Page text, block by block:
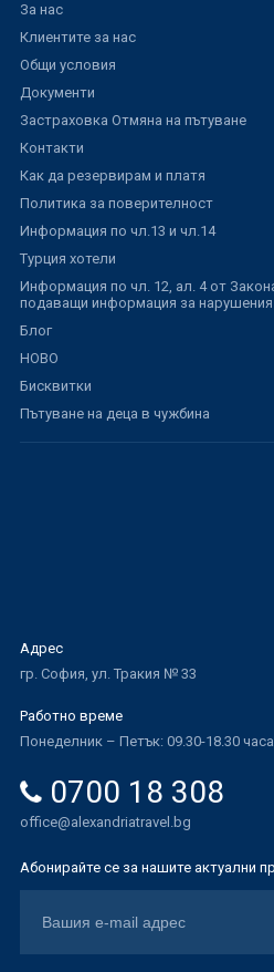
За нас
Клиентите за нас
Общи условия
Документи
Застраховка Отмяна на пътуване
Контакти
Как да резервирам и платя
Политика за поверителност
Информация по чл.13 и чл.14
Турция хотели
Информация по чл. 12, ал. 4 от
подаващи информация за нарушения
Блог
НОВО
Бисквитки
Пътуване на деца в чужбина
Адрес
гр. София, ул. Тракия № 33
Работно време
Понеделник – Петък: 09.30-18.30 часа
0700 18 308
office@alexandriatravel.bg
Абонирайте се за нашите актуални